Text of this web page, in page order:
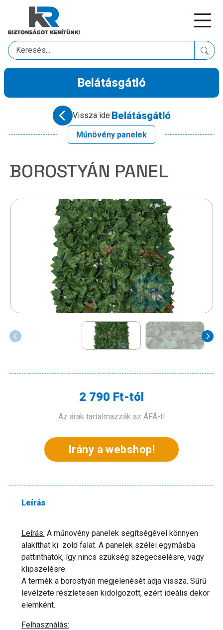
Belátásgátló
Vissza ide:Belátásgátló
Műnövény panelek
BOROSTYÁN PANEL
2 790 Ft-tól
Az árak tartalmazzák az ÁFÁ-t!
Irány a webshop!
Leírás
Leírás: A műnövény panelek segítségével könnyen
alakíthat ki zöld falat. A panelek szélei egymásba
pattinthatók, így nincs szükség szegecselésre, vagy
klipszelésre.
A termék a borostyán megjelenését adja vissza. Sűrű
levélzete részletesen kidolgozott, ezért ideális dekor
elemként.
Felhasználás: